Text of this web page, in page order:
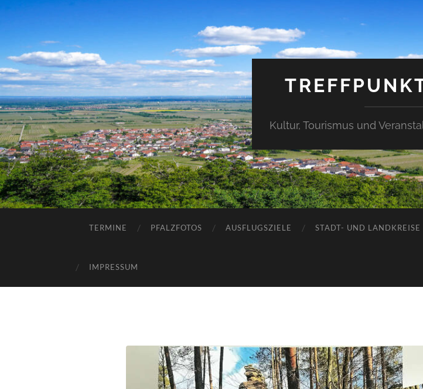
Kultur, Tourismus und
TERMINE PFALZFOTOS AUSFLUGSZIELE STADT- UND LANDKREISE
IMPRESSUM